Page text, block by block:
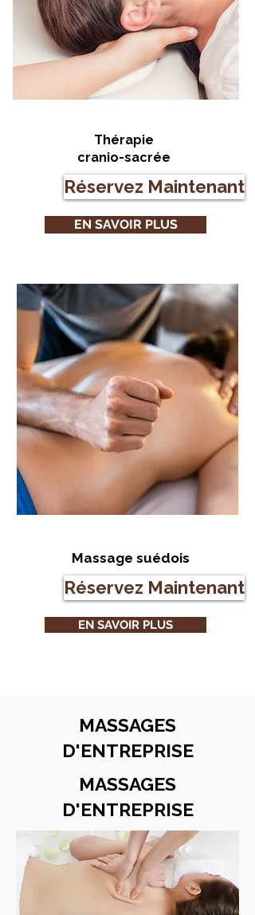
Thérapie
cranio-sacrée
Réservez Maintenant
EN SAVOIR PLUS
Massage suédois
Réservez Maintenant
EN SAVOIR PLUS
MASSAGES
D'ENTREPRISE
MASSAGES
D'ENTREPRISE